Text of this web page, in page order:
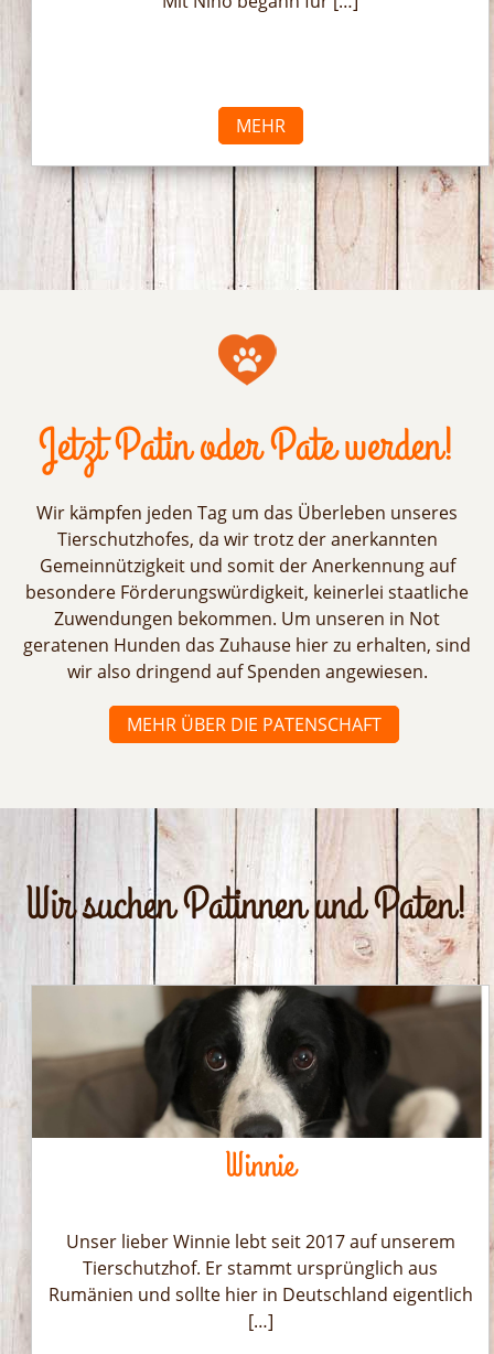
MEHR
Jetzt Patin oder Pate werden!
Wir kämpfen jeden Tag um das Überleben unseres
Tierschutzhofes, da wir trotz der anerkannten
Gemeinnützigkeit und somit der Anerkennung auf
besondere Förderungswürdigkeit, keinerlei staatliche
Zuwendungen bekommen. Um unseren in Not
geratenen Hunden das Zuhause hier zu erhalten, sind
wir also dringend auf Spenden angewiesen.
MEHR ÜBER DIE PATENSCHAFT
Wir suchen Patinnen und Paten!
Winnie
Unser lieber Winnie lebt seit 2017 auf unserem
Tierschutzhof. Er stammt ursprünglich aus
Rumänien und sollte hier in Deutschland eigentlich
[…]